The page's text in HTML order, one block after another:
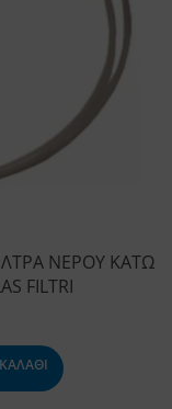
ΝΕΡΟΥ ΚΑΤΩ
FILTRI